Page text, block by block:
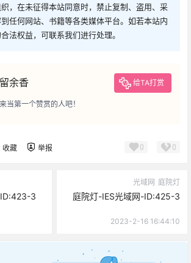
，在未征得本站同意时，禁止复制、盗用、采
任何网站、书籍等各类媒体平台。如若本站内
法权益，可联系我们进行处理。
余香 给TA打赏
当第一个赞赏的人吧！
收藏 举报 0 0
3
光域网 庭院灯
庭院灯-IES光域网-ID:425-3
2023-2-16 16:44:10